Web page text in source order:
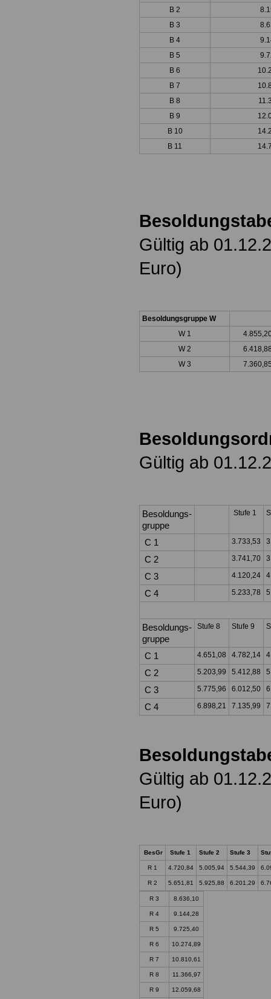
B 2
B 3
B 4
B 5
B 6
B 7
B 8
B 9
B 10
B 11
Gültig ab
Euro)
Besoldungsgruppe W
W 1
W 2
W 3
Gültig ab
Besoldungs-
gruppe
Stufe 1
C 1 3.733,53
C 2 3.741,70
C 3 4.120,24
C 4 5.233,78
Besoldungs-
gruppe
Stufe 8 Stufe 9
C 1 4.651,08 4.782,14
C 2 5.203,99 5.412,88
C 3 5.775,96 6.012,50
C 4 6.898,21 7.135,99
Gültig ab
Euro)
BesGr Stufe 1 Stufe 2 Stufe 3
R 1 4.720,84 5.005,94 5.544,39
R 2 5.651,81 5.925,88 6.201,29
R 3 8.636,10
R 4 9.144,28
R 5 9.725,40
R 6 10.274,89
R 7 10.810,61
R 8 11.366,97
R 9 12.059,68